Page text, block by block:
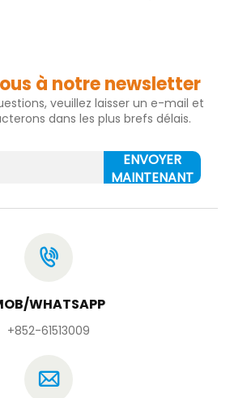
à notre newsletter
veuillez laisser un e-mail et
dans les plus brefs délais.
ENVOYER
MAINTENANT
WHATSAPP
+852-61513009